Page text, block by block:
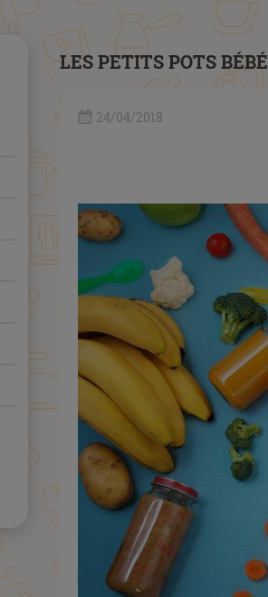
LES PETITS POTS BÉBÉ
24/04/2018